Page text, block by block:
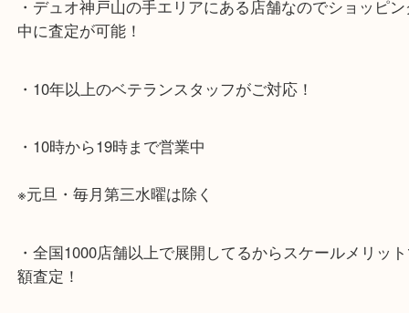
山陽線「神戸駅」
神戸高速鉄道「高速神戸駅」
海岸線「ハーバーランド駅」
・お車でのご来店の方
神戸市北区方面の方：428号線を南（神戸駅方面）
ください。